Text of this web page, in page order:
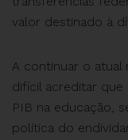
valor destinado à
A continuar o
difícil acreditar que
PIB na educação,
política do